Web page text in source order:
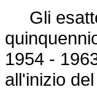
Gli
1954 -
all'inizio